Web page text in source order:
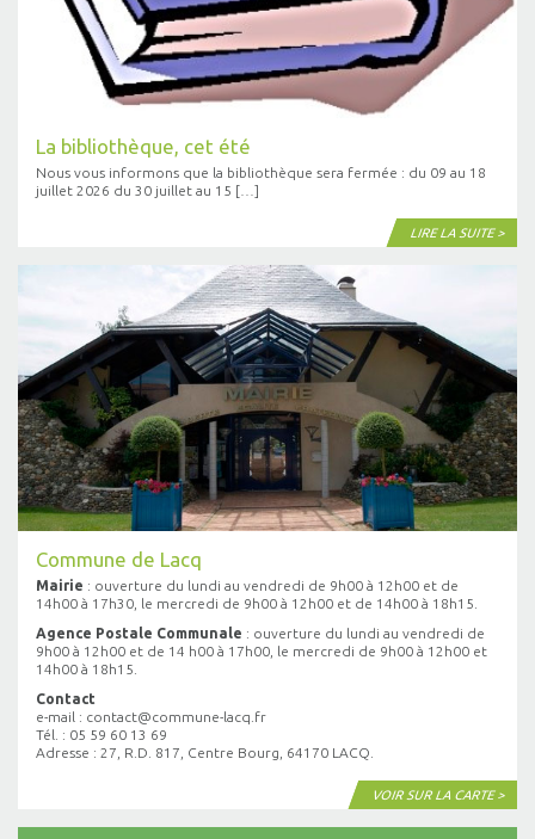
La bibliothèque, cet été
Nous vous informons que la bibliothèque sera fermée : du 09 au 18
juillet 2026 du 30 juillet au 15 […]
LIRE LA SUITE >
Commune de Lacq
Mairie : ouverture du lundi au vendredi de 9h00 à 12h00 et de
14h00 à 17h30, le mercredi de 9h00 à 12h00 et de 14h00 à 18h15.
Agence Postale Communale : ouverture du lundi au vendredi de
9h00 à 12h00 et de 14 h00 à 17h00, le mercredi de 9h00 à 12h00 et
14h00 à 18h15.
Contact
e-mail : contact@commune-lacq.fr
Tél. : 05 59 60 13 69
Adresse : 27, R.D. 817, Centre Bourg, 64170 LACQ.
VOIR SUR LA CARTE >